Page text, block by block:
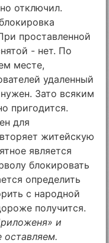
отключил.
проставленной
- нет. По
месте,
удаленный
Зато всяким
пригодится.
для
житейскую
является
блокировать
определить
с народной
получится.
и
оставляем.